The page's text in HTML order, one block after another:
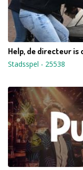
Help, de directeur
Stadsspel - 25538